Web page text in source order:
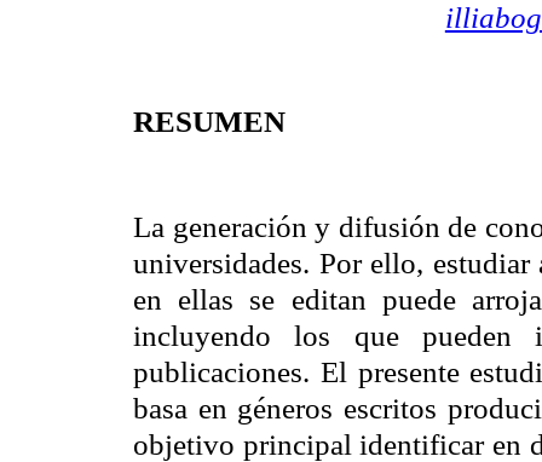
RESUMEN
La generación y difusión de
universidades. Por ello, estudiar
en ellas se editan puede
incluyendo los que pueden
publicaciones. El presente
basa en géneros escritos
objetivo principal identificar en